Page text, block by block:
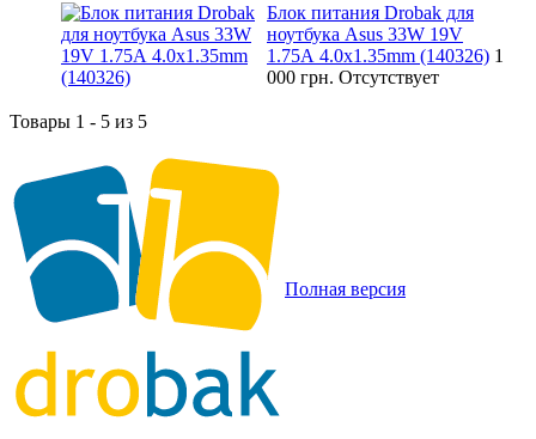
Блок питания Drobak для
ноутбука Asus 33W 19V
1.75A 4.0х1.35mm (140326) 1
000 грн. Отсутствует
Товары 1 - 5 из 5
Полная версия